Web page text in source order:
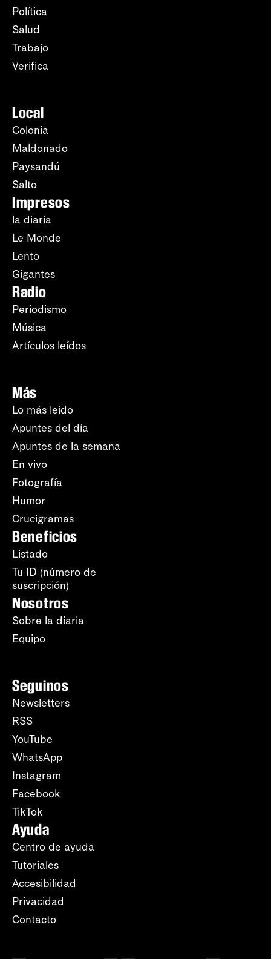
Política
Salud
Trabajo
Verifica
Local
Colonia
Maldonado
Paysandú
Salto
Impresos
la diaria
Le Monde
Lento
Gigantes
Radio
Periodismo
Música
Artículos leídos
Más
Lo más leído
Apuntes del día
Apuntes de la semana
En vivo
Fotografía
Humor
Crucigramas
Beneficios
Listado
Tu ID (número de
suscripción)
Nosotros
Sobre la diaria
Equipo
Seguinos
Newsletters
RSS
YouTube
WhatsApp
Instagram
Facebook
TikTok
Ayuda
Centro de ayuda
Tutoriales
Accesibilidad
Privacidad
Contacto